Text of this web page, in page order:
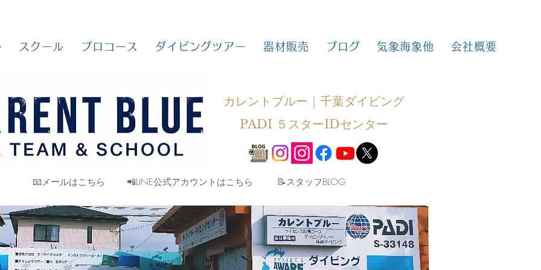
スクール プロコース ダイビングツアー 器材販売 ブログ 気象海象他 会社概要
カレントブルー｜千葉ダイビング
PADI ５スターIDセンター
📧メールはこちら 📲LINE公式アカウントはこちら ​📝スタッフBLOG